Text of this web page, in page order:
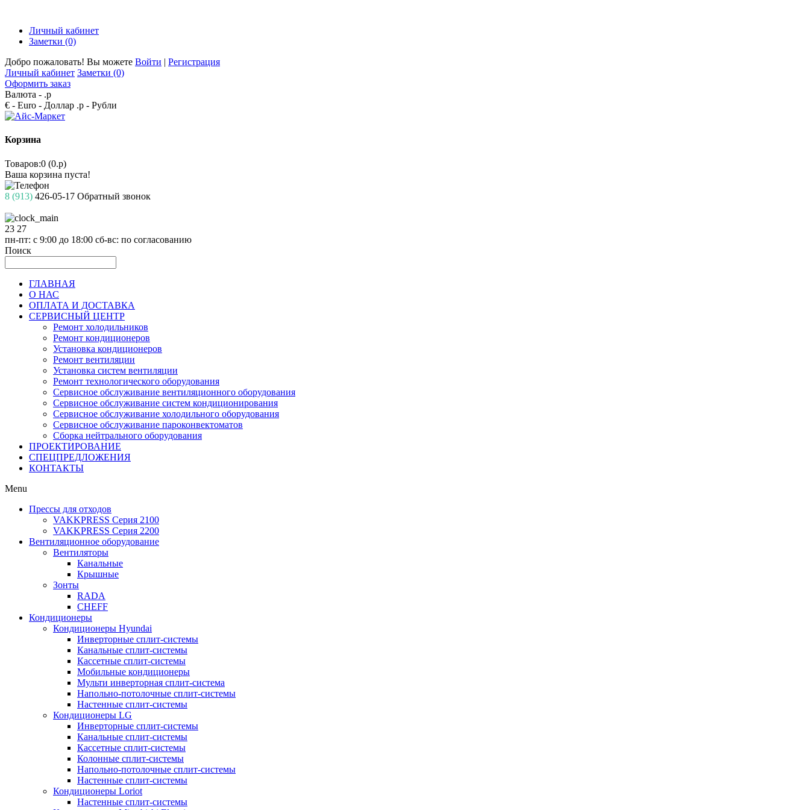
Личный кабинет
Заметки (0)
Добро пожаловать! Вы можете Войти | Регистрация
Личный кабинет Заметки (0)
Оформить заказ
Валюта - .р
€ - Euro - Доллар .р - Рубли
Корзина
Товаров:0 (0.р)
Ваша корзина пуста!
8 (913) 426-05-17 Обратный звонок
23 27
пн-пт: с 9:00 до 18:00 сб-вс: по согласованию
Поиск
ГЛАВНАЯ
О НАС
ОПЛАТА И ДОСТАВКА
СЕРВИСНЫЙ ЦЕНТР
Ремонт холодильников
Ремонт кондиционеров
Установка кондиционеров
Ремонт вентиляции
Установка систем вентиляции
Ремонт технологического оборудования
Cервисное обслуживание вентиляционного оборудования
Cервисное обслуживание систем кондиционирования
Cервисное обслуживание холодильного оборудования
Сервисное обслуживание пароконвектоматов
Сборка нейтрального оборудования
ПРОЕКТИРОВАНИЕ
СПЕЦПРЕДЛОЖЕНИЯ
КОНТАКТЫ
Menu
Прессы для отходов
VAKKPRESS Серия 2100
VAKKPRESS Серия 2200
Вентиляционное оборудование
Вентиляторы
Канальные
Крышные
Зонты
RADA
CHEFF
Кондиционеры
Кондиционеры Hyundai
Инверторные сплит-системы
Канальные сплит-системы
Кассетные сплит-системы
Мобильные кондиционеры
Мульти инверторная сплит-система
Напольно-потолочные сплит-системы
Настенные сплит-системы
Кондиционеры LG
Инверторные сплит-системы
Канальные сплит-системы
Кассетные сплит-системы
Колонные сплит-системы
Напольно-потолочные сплит-системы
Настенные сплит-системы
Кондиционеры Loriot
Настенные сплит-системы